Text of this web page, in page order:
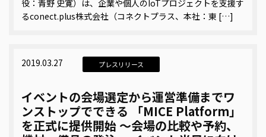
役：青野 史寛）は、企業や個人のIoTプロジェクトを支援す
るconect.plus株式会社（コネクトプラス、本社：東 […]
2019.03.27 プレスリリース
イベントの会場選定から運営準備までワ
ンストップでできる 「MICE Platform」
を正式に提供開始 ～会場の比較や予約、